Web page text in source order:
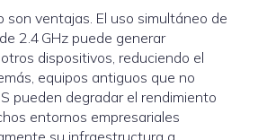
son ventajas. El uso simultáneo de
2.4 GHz puede generar
dispositivos, reduciendo el
equipos antiguos que no
pueden degradar el rendimiento
entornos empresariales